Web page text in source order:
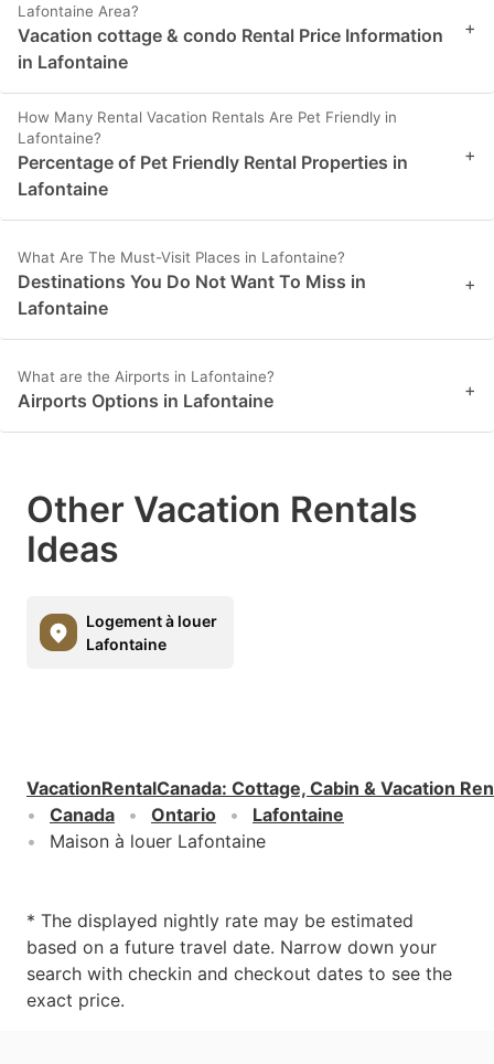
Lafontaine Area?
Vacation cottage & condo Rental Price Information
in Lafontaine
+
How Many Rental Vacation Rentals Are Pet Friendly in
Lafontaine?
Percentage of Pet Friendly Rental Properties in
Lafontaine
+
What Are The Must-Visit Places in Lafontaine?
Destinations You Do Not Want To Miss in
Lafontaine
+
What are the Airports in Lafontaine?
Airports Options in Lafontaine +
Other Vacation Rentals
Ideas
Logement à louer
Lafontaine
VacationRentalCanada: Cottage, Cabin & Vacation
Canada
Ontario
Lafontaine
Maison à louer Lafontaine
* The displayed nightly rate may be estimated
based on a future travel date. Narrow down your
search with checkin and checkout dates to see the
exact price.